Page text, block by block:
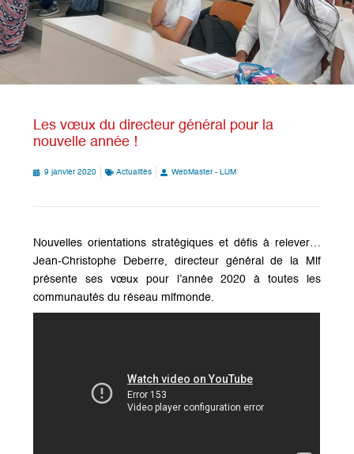
Les vœux du directeur général pour la
nouvelle année !
9 janvier 2020 Actualités WebMaster - LiJM
Nouvelles orientations stratégiques et défis à relever…
Jean-Christophe Deberre, directeur général de la Mlf
présente ses vœux pour l’année 2020 à toutes les
communautés du réseau mlfmonde.